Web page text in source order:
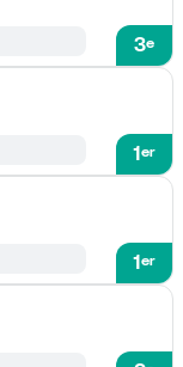
3e
1er
1er